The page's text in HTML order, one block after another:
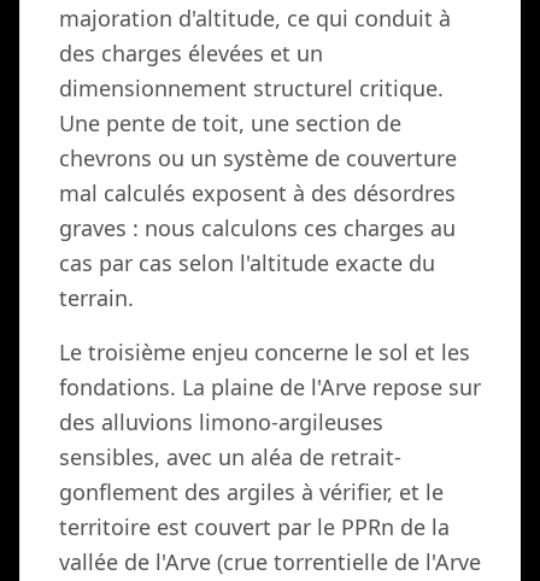
majoration d'altitude, ce qui conduit à
des charges élevées et un
dimensionnement structurel critique.
Une pente de toit, une section de
chevrons ou un système de couverture
mal calculés exposent à des désordres
graves : nous calculons ces charges au
cas par cas selon l'altitude exacte du
terrain.
Le troisième enjeu concerne le sol et les
fondations. La plaine de l'Arve repose sur
des alluvions limono-argileuses
sensibles, avec un aléa de retrait-
gonflement des argiles à vérifier, et le
territoire est couvert par le PPRn de la
vallée de l'Arve (crue torrentielle de l'Arve